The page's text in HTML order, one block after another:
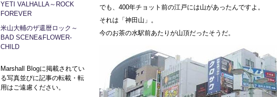
YETI VALHALLA～ROCK
FOREVER
米山大輔のザ還暦ロック～
BAD SCENE&FLOWER-
CHILD
Marshall Blogに掲載されてい
る写真並びに記事の転載・転
用はご遠慮ください。
でも、400年チョット前の江戸には山があったんですよ。
それは「神田山」。
今のお茶の水駅前あたりが山頂だったそうだ。